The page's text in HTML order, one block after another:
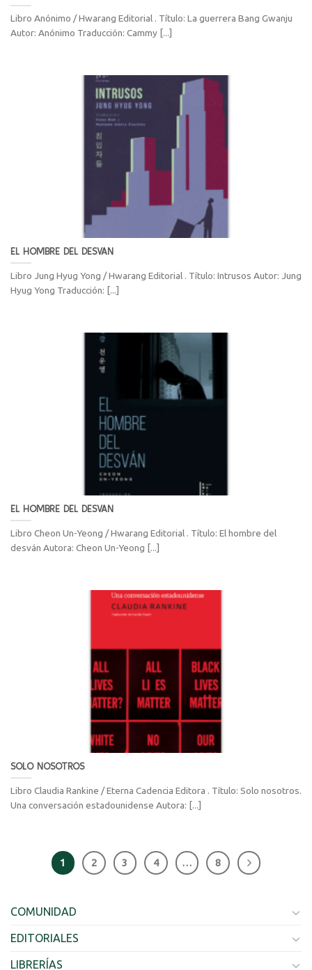
Libro Anónimo / Hwarang Editorial . Título: La guerrera Bang Gwanju
Autor: Anónimo Traducción: Cammy [...]
EL HOMBRE DEL DESVÁN
Libro Jung Hyug Yong / Hwarang Editorial . Título: Intrusos Autor: Jung
Hyug Yong Traducción: [...]
EL HOMBRE DEL DESVÁN
Libro Cheon Un-Yeong / Hwarang Editorial . Título: El hombre del
desván Autora: Cheon Un-Yeong [...]
SOLO NOSOTROS
Libro Claudia Rankine / Eterna Cadencia Editora . Título: Solo nosotros.
Una conversación estadounidense Autora: [...]
1 2 3 4 … 8
COMUNIDAD
EDITORIALES
LIBRERÍAS